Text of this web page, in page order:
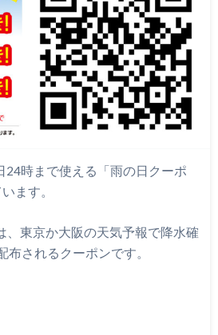
24時まで使える「雨の日クーポ
ます。
、東京か大阪の天気予報で降水確
されるクーポンです。